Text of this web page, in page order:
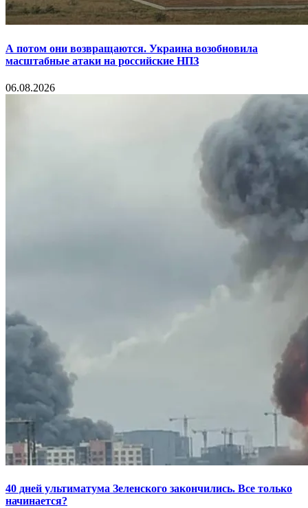
А потом они возвращаются. Украина возобновила
масштабные атаки на российские НПЗ
06.08.2026
40 дней ультиматума Зеленского закончились. Все только
начинается?